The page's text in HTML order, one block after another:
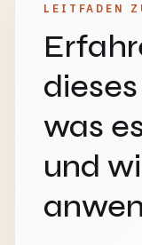
LEITFADEN
was
und